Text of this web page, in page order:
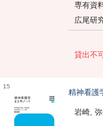
専有資
広尾研
貸出不
15
精神看護
岩崎,